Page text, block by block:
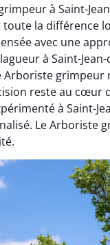
à Saint-
la différence
avec une
à Saint-
Arboriste
reste au cœur
à Saint-
Le Arboriste